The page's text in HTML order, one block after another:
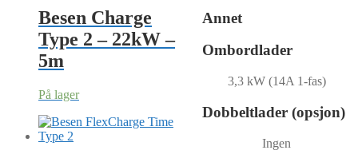
Besen Charge
Type 2 – 22kW –
5m
På lager
Annet
Ombordlader
3,3 kW (14A 1-fas)
Dobbeltlader (opsjon)
Ingen